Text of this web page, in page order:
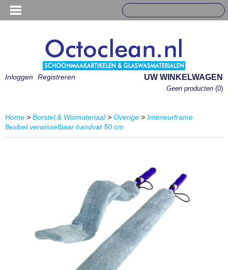
Inloggen Registreren UW WINKELWAGEN
Geen producten (0)
Home > Borstel & Wismateriaal> Overige > Interieurframe
flexibel,verwisselbaar handvat 50 cm